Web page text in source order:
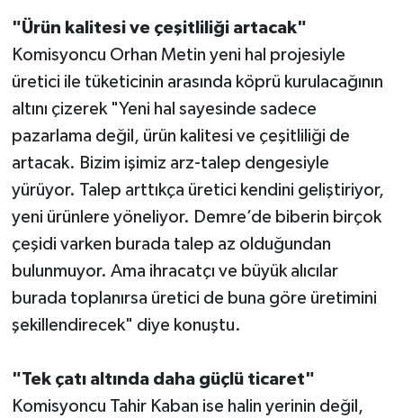
"Ürün kalitesi ve çeşitliliği artacak"
Komisyoncu Orhan Metin yeni hal projesiyle
üretici ile tüketicinin arasında köprü kurulacağının
altını çizerek "Yeni hal sayesinde sadece
pazarlama değil, ürün kalitesi ve çeşitliliği de
artacak. Bizim işimiz arz-talep dengesiyle
yürüyor. Talep arttıkça üretici kendini geliştiriyor,
yeni ürünlere yöneliyor. Demre’de biberin birçok
çeşidi varken burada talep az olduğundan
bulunmuyor. Ama ihracatçı ve büyük alıcılar
burada toplanırsa üretici de buna göre üretimini
şekillendirecek" diye konuştu.
"Tek çatı altında daha güçlü ticaret"
Komisyoncu Tahir Kaban ise halin yerinin değil,